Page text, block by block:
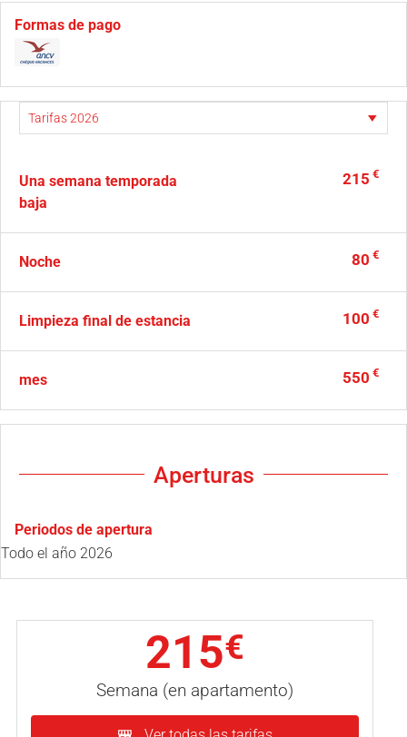
Formas de pago
Una semana temporada
baja
215 €
Noche 80 €
Limpieza final de estancia 100 €
mes 550 €
Aperturas
Periodos de apertura
Todo el año 2026
215€
Semana (en apartamento)